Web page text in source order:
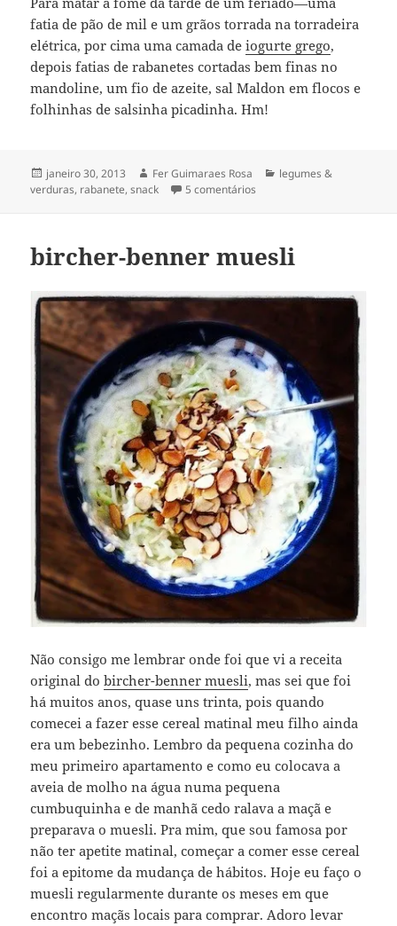
fatia de pão de mil e um grãos torrada na torradeira
elétrica, por cima uma camada deiogurte grego,
depois fatias de rabanetes cortadas bem finas no
mandoline, um fio de azeite, sal Maldon em flocos e
folhinhas de salsinha picadinha. Hm!
Publicado
em
janeiro 30, 2013 Autor
Fer Guimaraes Rosa Categorias
legumes &
verduras, rabanete,snack 5 comentários
bircher-benner muesli
Não consigo me lembrar onde foi que vi a receita
original dobircher-benner muesli, mas sei que foi
há muitos anos, quase uns trinta, pois quando
comecei a fazer esse cereal matinal meu filho ainda
era um bebezinho. Lembro da pequena cozinha do
meu primeiro apartamento e como eu colocava a
aveia de molho na água numa pequena
cumbuquinha e de manhã cedo ralava a maçã e
preparava o muesli. Pra mim, que sou famosa por
não ter apetite matinal, começar a comer esse cereal
foi a epitome da mudança de hábitos. Hoje eu faço o
muesli regularmente durante os meses em que
encontro maçãs locais para comprar. Adoro levar